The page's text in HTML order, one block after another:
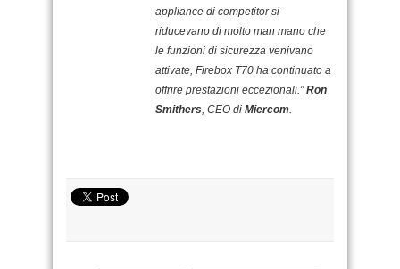
appliance di competitor si
riducevano di molto man mano che
le funzioni di sicurezza venivano
attivate, Firebox T70 ha continuato a
offrire prestazioni eccezionali.”Ron
Smithers , CEO di Miercom